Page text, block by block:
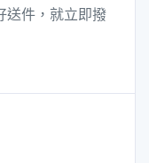
送件，就立即撥